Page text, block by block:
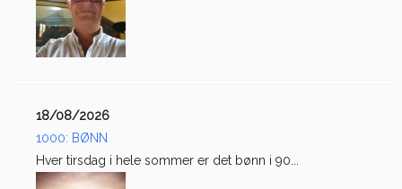
18/08/2026
1000: BØNN
Hver tirsdag i hele sommer er det bønn i 90...